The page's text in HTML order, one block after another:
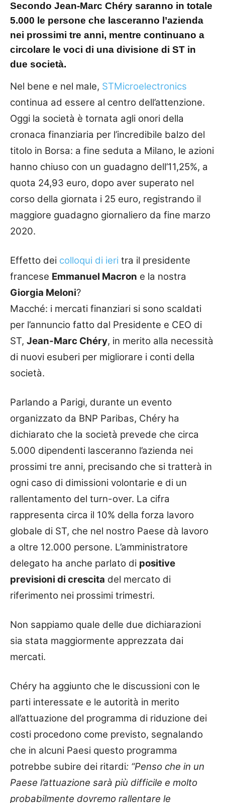
Secondo Jean-Marc Chéry saranno in totale
5.000 le persone che lasceranno l’azienda
nei prossimi tre anni, mentre continuano a
circolare le voci di una divisione di ST in
due società.
Nel bene e nel male, STMicroelectronics
continua ad essere al centro dell’attenzione.
Oggi la società è tornata agli onori della
cronaca finanziaria per l’incredibile balzo del
titolo in Borsa: a fine seduta a Milano, le azioni
hanno chiuso con un guadagno dell’11,25%, a
quota 24,93 euro, dopo aver superato nel
corso della giornata i 25 euro, registrando il
maggiore guadagno giornaliero da fine marzo
2020.
Effetto dei colloqui di ieri tra il presidente
francese Emmanuel Macron e la nostra
Giorgia Meloni?
Macché: i mercati finanziari si sono scaldati
per l’annuncio fatto dal Presidente e CEO di
ST, Jean-Marc Chéry, in merito alla necessità
di nuovi esuberi per migliorare i conti della
società.
Parlando a Parigi, durante un evento
organizzato da BNP Paribas, Chéry ha
dichiarato che la società prevede che circa
5.000 dipendenti lasceranno l’azienda nei
prossimi tre anni, precisando che si tratterà in
ogni caso di dimissioni volontarie e di un
rallentamento del turn-over. La cifra
rappresenta circa il 10% della forza lavoro
globale di ST, che nel nostro Paese dà lavoro
a oltre 12.000 persone. L’amministratore
delegato ha anche parlato di positive
previsioni di crescita del mercato di
riferimento nei prossimi trimestri.
Non sappiamo quale delle due dichiarazioni
sia stata maggiormente apprezzata dai
mercati.
Chéry ha aggiunto che le discussioni con le
parti interessate e le autorità in merito
all’attuazione del programma di riduzione dei
costi procedono come previsto, segnalando
che in alcuni Paesi questo programma
potrebbe subire dei ritardi: “Penso che in un
Paese l’attuazione sarà più difficile e molto
probabilmente dovremo rallentare le